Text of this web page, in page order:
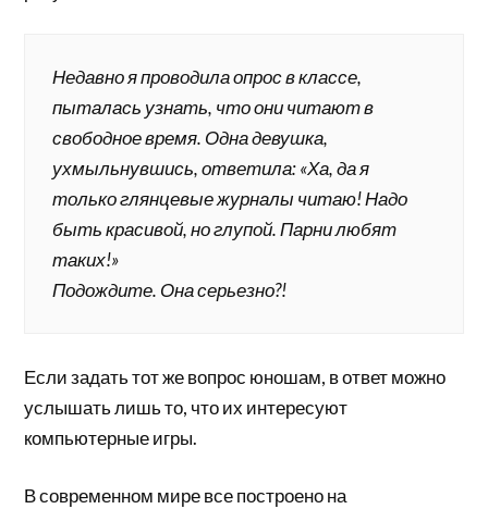
Недавно я проводила опрос в классе,
пыталась узнать, что они читают в
свободное время. Одна девушка,
ухмыльнувшись, ответила: «Ха, да я
только глянцевые журналы читаю! Надо
быть красивой, но глупой. Парни любят
таких!»
Подождите. Она серьезно?!
Если задать тот же вопрос юношам, в ответ можно
услышать лишь то, что их интересуют
компьютерные игры.
В современном мире все построено на